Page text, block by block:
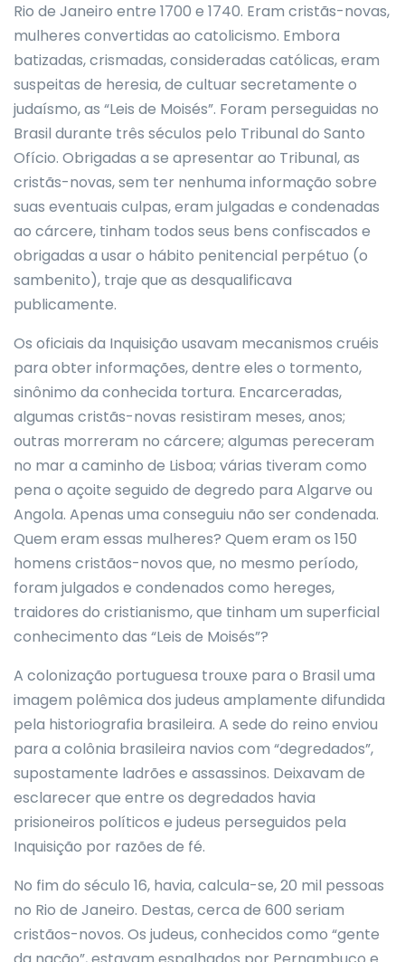
Rio de Janeiro entre 1700 e 1740. Eram cristãs-novas,
mulheres convertidas ao catolicismo. Embora
batizadas, crismadas, consideradas católicas, eram
suspeitas de heresia, de cultuar secretamente o
judaísmo, as “Leis de Moisés”. Foram perseguidas no
Brasil durante três séculos pelo Tribunal do Santo
Ofício. Obrigadas a se apresentar ao Tribunal, as
cristãs-novas, sem ter nenhuma informação sobre
suas eventuais culpas, eram julgadas e condenadas
ao cárcere, tinham todos seus bens confiscados e
obrigadas a usar o hábito penitencial perpétuo (o
sambenito), traje que as desqualificava
publicamente.
Os oficiais da Inquisição usavam mecanismos cruéis
para obter informações, dentre eles o tormento,
sinônimo da conhecida tortura. Encarceradas,
algumas cristãs-novas resistiram meses, anos;
outras morreram no cárcere; algumas pereceram
no mar a caminho de Lisboa; várias tiveram como
pena o açoite seguido de degredo para Algarve ou
Angola. Apenas uma conseguiu não ser condenada.
Quem eram essas mulheres? Quem eram os 150
homens cristãos-novos que, no mesmo período,
foram julgados e condenados como hereges,
traidores do cristianismo, que tinham um superficial
conhecimento das “Leis de Moisés”?
A colonização portuguesa trouxe para o Brasil uma
imagem polêmica dos judeus amplamente difundida
pela historiografia brasileira. A sede do reino enviou
para a colônia brasileira navios com “degredados”,
supostamente ladrões e assassinos. Deixavam de
esclarecer que entre os degredados havia
prisioneiros políticos e judeus perseguidos pela
Inquisição por razões de fé.
No fim do século 16, havia, calcula-se, 20 mil pessoas
no Rio de Janeiro. Destas, cerca de 600 seriam
cristãos-novos. Os judeus, conhecidos como “gente